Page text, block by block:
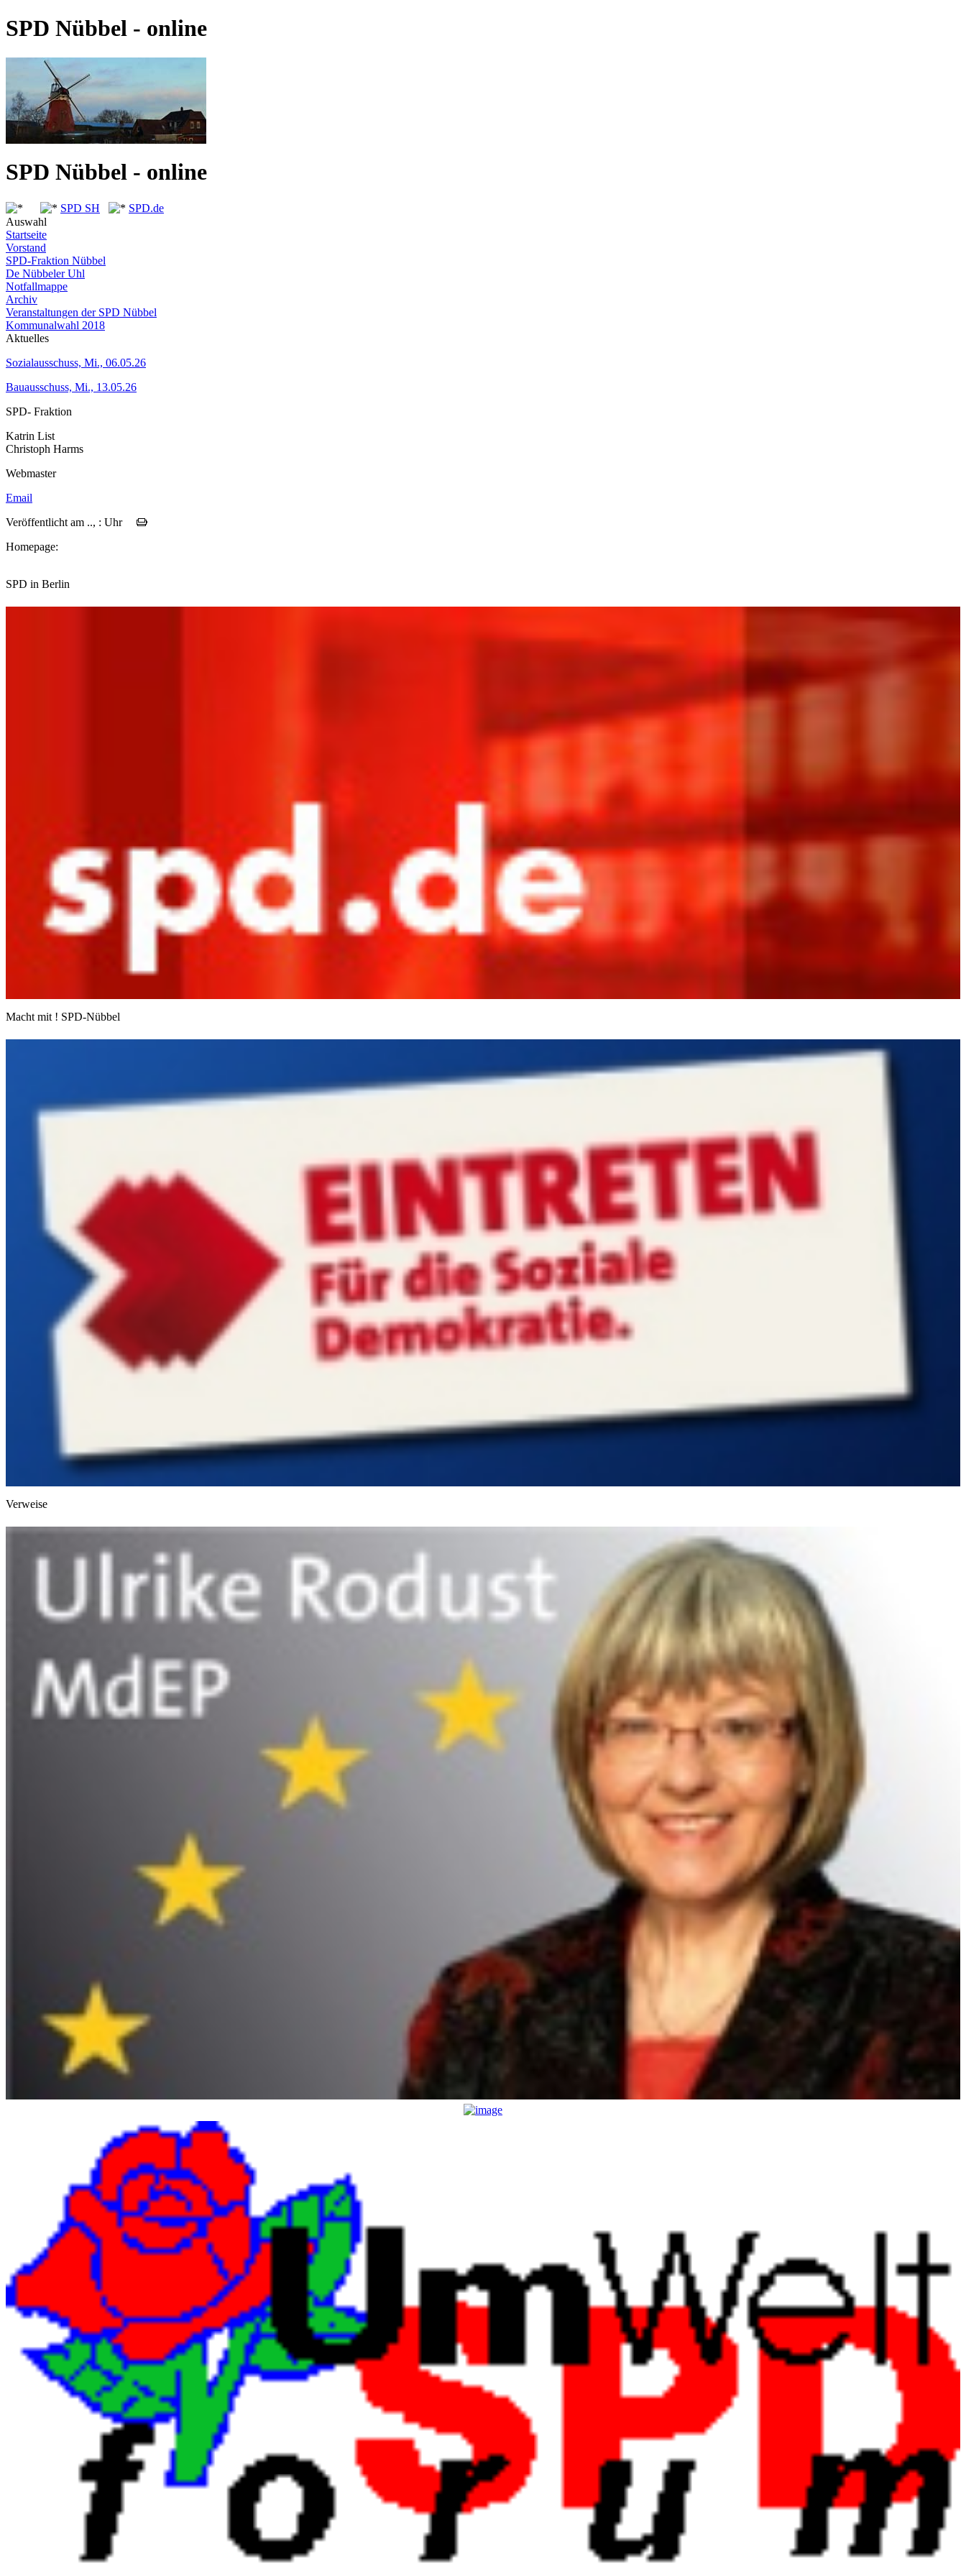
SPD Nübbel - online
SPD Nübbel - online
SPD SH
SPD.de
Auswahl
Startseite
Vorstand
SPD-Fraktion Nübbel
De Nübbeler Uhl
Notfallmappe
Archiv
Veranstaltungen der SPD Nübbel
Kommunalwahl 2018
Aktuelles
Sozialausschuss, Mi., 06.05.26
Bauausschuss, Mi., 13.05.26
SPD- Fraktion
Katrin List
Christoph Harms
Webmaster
Email
Veröffentlicht am .., : Uhr
Homepage:
SPD in Berlin
Macht mit ! SPD-Nübbel
Verweise